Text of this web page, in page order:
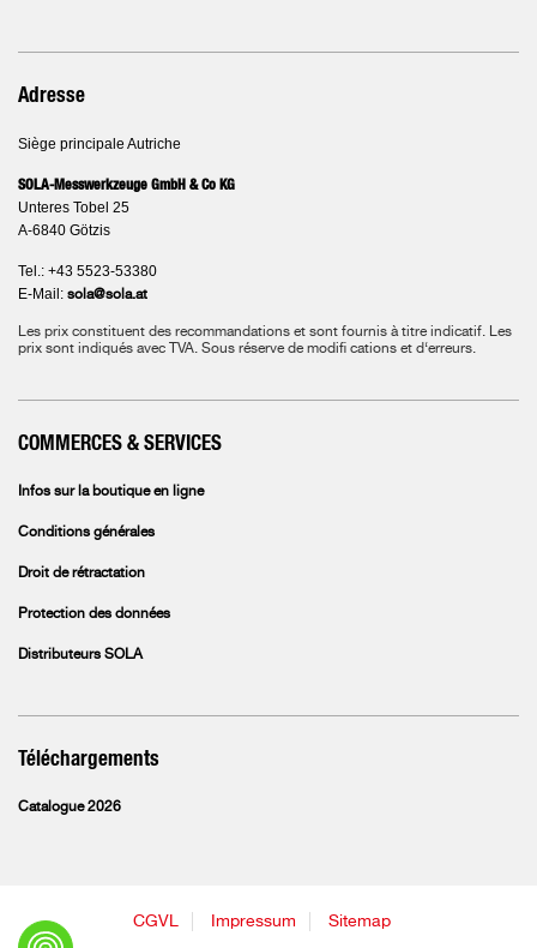
Adresse
Siège principale Autriche
SOLA-Messwerkzeuge GmbH & Co KG
Unteres Tobel 25
A-6840 Götzis
Tel.: +43 5523-53380
E-Mail: sola@sola.at
Les prix constituent des recommandations et sont fournis à titre indicatif. Les
prix sont indiqués avec TVA. Sous réserve de modifi cations et d‘erreurs.
COMMERCES & SERVICES
Infos sur la boutique en ligne
Conditions générales
Droit de rétractation
Protection des données
Distributeurs SOLA
Téléchargements
Catalogue 2026
CGVL Impressum Sitemap